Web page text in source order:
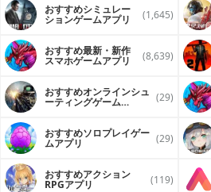
おすすめシミュレー
ションゲームアプリ (1,645)
おすすめ最新・新作
スマホゲームアプリ (8,639)
おすすめオンラインシュ
ーティングゲーム (29)
おすすめソロプレイゲー
ムアプリ (29)
おすすめアクション
RPGアプリ (119)